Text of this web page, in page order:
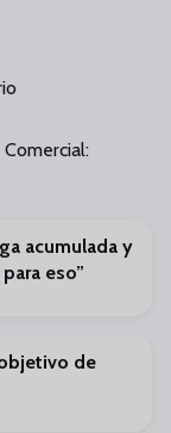
acumulada y
eso”
de